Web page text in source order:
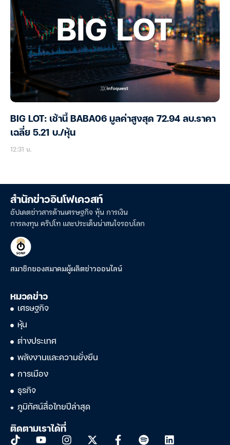
BIG LOT: เช้านี้ BABA06 มูลค่าสูงสุด 72.94 ลบ.ราคา
เฉลี่ย 5.21 บ./หุ้น
12:31 น.
สำนักข่าวอินโฟเควสท์
อัปเดตข่าวสารด้านเศรษฐกิจ หุ้น การเงิน
การลงทุน คริปโท และประเด็นน่าสนใจรอบโลก
สมาชิกของสมาคมผู้ผลิตข่าวออนไลน์
หมวดข่าว
เศรษฐกิจ
หุ้น
ต่างประเทศ
พลังงานและความยั่งยืน
การเมือง
ธุรกิจ
ภูมิทัศน์สื่อไทยปีล่าสุด
ติดตามเราได้ที่